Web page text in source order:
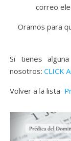
correo
Oramos para
Si tienes
nosotros: CLICK
Volver a la lista